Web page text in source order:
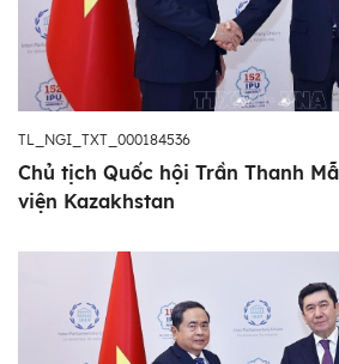
TL_NGI_TXT_000184536
Chủ tịch Quốc hội Trần Thanh
viện Kazakhstan